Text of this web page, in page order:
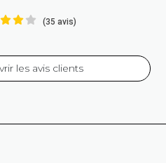
(35 avis)
les avis clients